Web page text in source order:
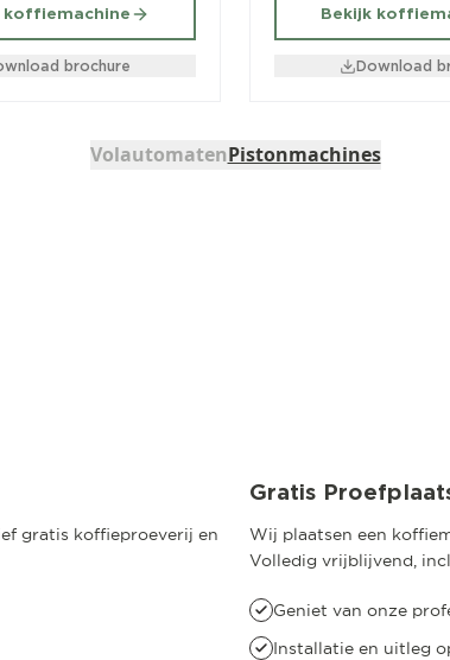
koffiemachine
brochure
Bekijk
Download
VolautomatenPistonmachines
gratis koffieproeverij en
Gratis
Wij plaatsen een
Volledig vrijblijvend,
Geniet van onze
Installatie en uitleg